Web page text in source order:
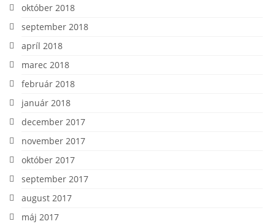
október 2018
september 2018
apríl 2018
marec 2018
február 2018
január 2018
december 2017
november 2017
október 2017
september 2017
august 2017
máj 2017